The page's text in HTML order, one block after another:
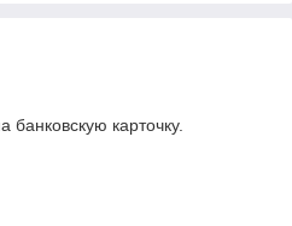
банковскую карточку.